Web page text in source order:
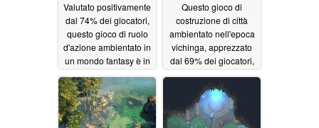
Valutato positivamente
dal 74% dei giocatori,
questo gioco di ruolo
d'azione ambientato in
un mondo fantasy è in
sconto dell'85% su
Steam06/14/2026
Questo gioco di
costruzione di città
ambientato nell'epoca
vichinga, apprezzato
dal 69% dei giocatori,
è in sconto del 70% su
Steam06/13/2026